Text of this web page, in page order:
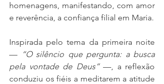
homenagens, manifestando, com amor
e reverência, a confiança filial em Maria.
Inspirada pelo tema da primeira noite
—
“O silêncio que pergunta: a busca
pela vontade de Deus” —, a reflexão
conduziu os fiéis a meditarem a atitude